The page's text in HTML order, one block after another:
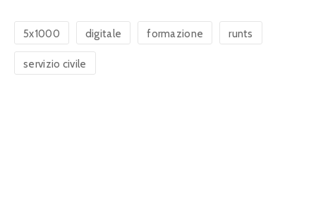
5x1000 digitale formazione runts
servizio civile